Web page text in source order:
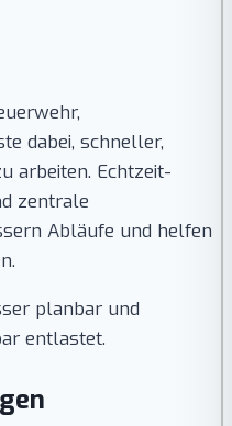
dabei, schneller,
arbeiten. Echtzeit-
zentrale
Abläufe und helfen
planbar und
entlastet.